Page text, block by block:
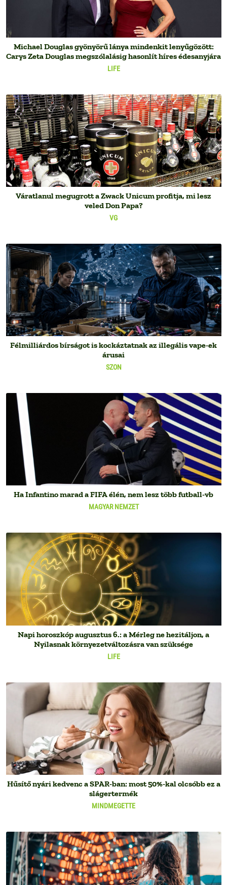
LIFE
Michael Douglas gyönyörű lánya mindenkit lenyűgözött:
Carys Zeta Douglas megszólalásig hasonlít híres édesanyjára
VG
Váratlanul megugrott a Zwack Unicum profitja, mi lesz
veled Don Papa?
SZON
Félmilliárdos bírságot is kockáztatnak az illegális vape-ek
árusai
MAGYAR NEMZET
Ha Infantino marad a FIFA élén, nem lesz több futball-vb
LIFE
Napi horoszkóp augusztus 6.: a Mérleg ne hezitáljon, a
Nyilasnak környezetváltozásra van szüksége
MINDMEGETTE
Hűsítő nyári kedvenc a SPAR-ban: most 50%-kal olcsóbb ez a
slágertermék